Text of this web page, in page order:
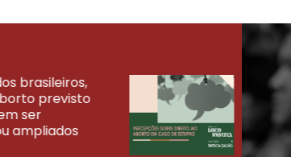
brasileiros,
previsto
ser
ampliados